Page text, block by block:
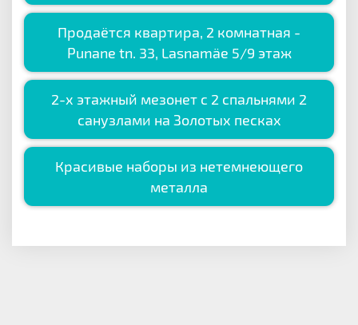
Продаётся квартира, 2 комнатная -
Punane tn. 33, Lasnamäe 5/9 этаж
2-х этажный мезонет с 2 спальнями 2
санузлами на Золотых песках
Красивые наборы из нетемнеющего
металла